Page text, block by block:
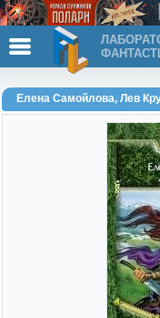
Елена Самойлова, Лев